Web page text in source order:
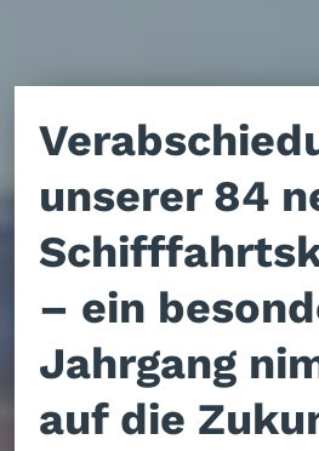
unserer 84
– ein
Jahrgang
auf die